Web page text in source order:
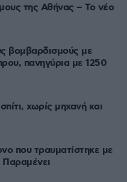
της Αθήνας – Το νέο
βομβαρδισμούς με
πανηγύρια με 1250
χωρίς μηχανή και
που τραυματίστηκε με
Παραμένει